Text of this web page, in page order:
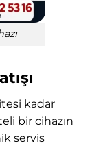
kadar
bir cihazın
servis